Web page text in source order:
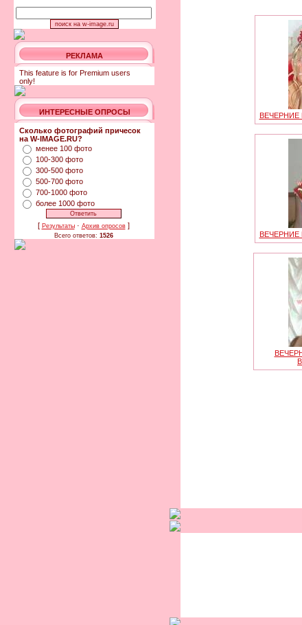
РЕКЛАМА
This feature is for Premium users
only!
ИНТЕРЕСНЫЕ ОПРОСЫ
Сколько фотографий причесок
на W-IMAGE.RU?
менее 100 фото
100-300 фото
300-500 фото
500-700 фото
700-1000 фото
более 1000 фото
[ Результаты· Архив опросов]
Всего ответов: 1526